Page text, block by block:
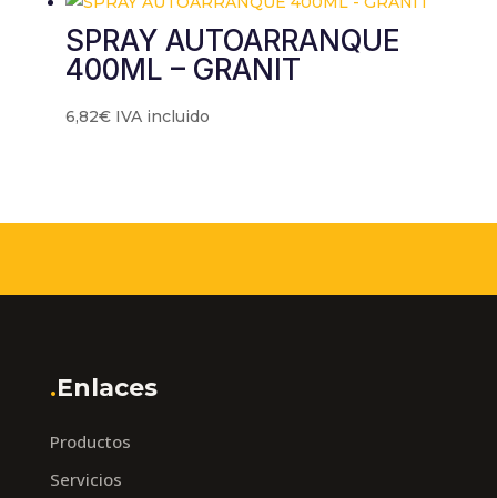
SPRAY AUTOARRANQUE
400ML – GRANIT
6,82€ IVA incluido
.Enlaces
Productos
Servicios